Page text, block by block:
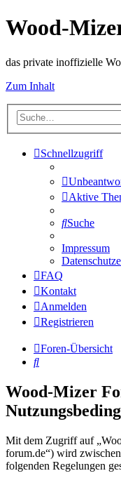
Wood-
das private inoffizielle
Zum Inhalt
Schnellzugriff
Aktive
Suche
Impressum
FAQ
Kontakt
Anmelden
Registrieren
Foren-Übersicht
Suche
Wood-Mizer
Mit dem Zugriff auf
forum.de“) wird
folgenden Regelungen